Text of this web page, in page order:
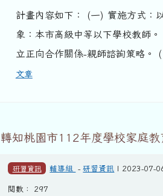
計畫內容如下： (一) 實施方式：
象：本市高級中等以下學校教師
立正向合作關係-親師諮詢策略。
文章
轉知桃園市112年度學校家庭
研習資訊 輔導組 -研習資訊 | 2023-07-
閱數： 297